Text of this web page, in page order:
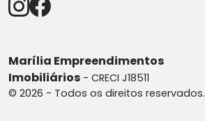
Marília Empreendimentos
Imobiliários - CRECI J18511
© 2026 - Todos os direitos reservados.